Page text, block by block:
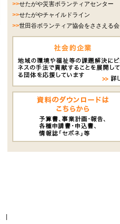
>>せたがや災害ボランティアセンター
>>せたがやチャイルドライン
>>世田谷ボランティア協会をささえる会